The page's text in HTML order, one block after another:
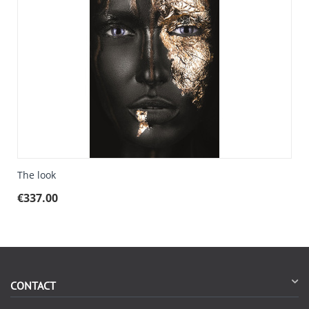
The look
€337.00
CONTACT